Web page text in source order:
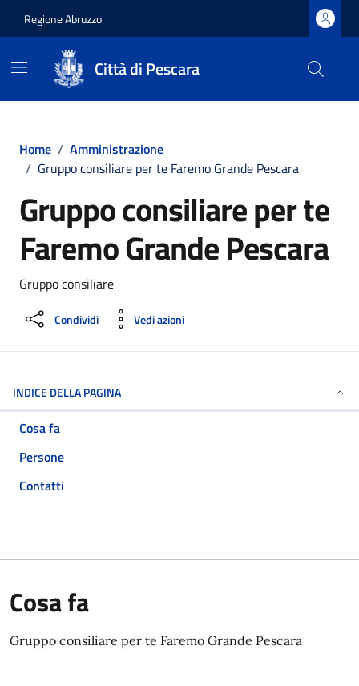
Regione Abruzzo
Città di Pescara
Home / Amministrazione
/ Gruppo consiliare per te Faremo Grande Pescara
Gruppo consiliare per te
Faremo Grande Pescara
Gruppo consiliare
Condividi Vedi azioni
INDICE DELLA PAGINA
Cosa fa
Persone
Contatti
Cosa fa
Gruppo consiliare per te Faremo Grande Pescara